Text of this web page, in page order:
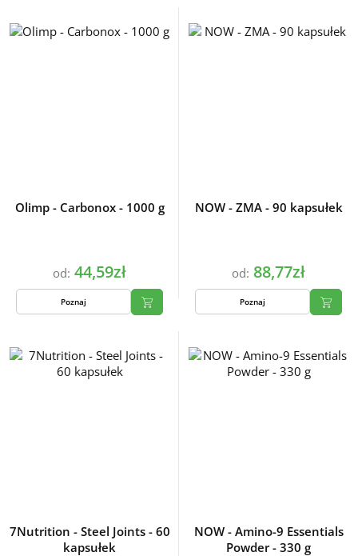
Olimp - Carbonox - 1000 g
od: 44,59zł
Poznaj
NOW - ZMA - 90 kapsułek
od: 88,77zł
Poznaj
7Nutrition - Steel Joints - 60
kapsułek
NOW - Amino-9 Essentials
Powder - 330 g